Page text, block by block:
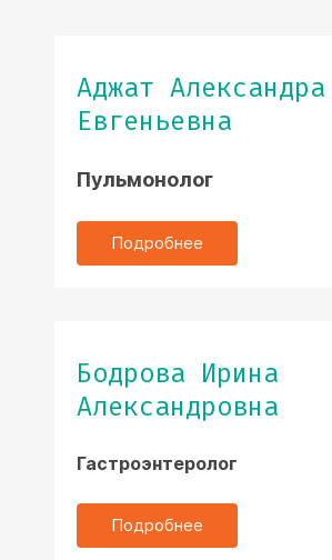
Аджат Александра
Евгеньевна
Пульмонолог
Подробнее
Бодрова Ирина
Александровна
Гастроэнтеролог
Подробнее